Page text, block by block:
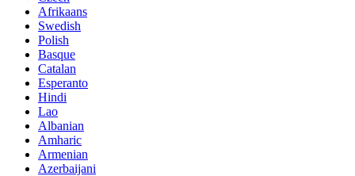
Afrikaans
Swedish
Polish
Basque
Catalan
Esperanto
Hindi
Lao
Albanian
Amharic
Armenian
Azerbaijani